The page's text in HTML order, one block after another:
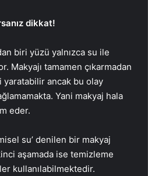
dikkat!
biri yüzü yalnızca su ile
Makyajı tamamen çıkarmadan
ancak bu olay
Yani makyaj hala
eder.
su’ denilen bir makyaj
aşamada ise temizleme
kullanılabilmektedir.